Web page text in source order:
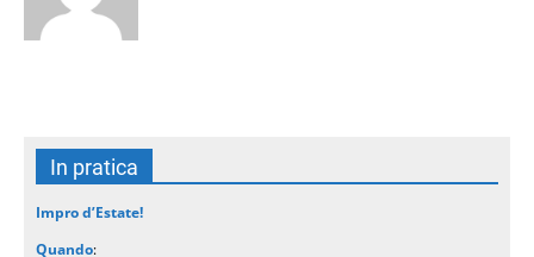
In pratica
Impro d’Estate!
Quando: